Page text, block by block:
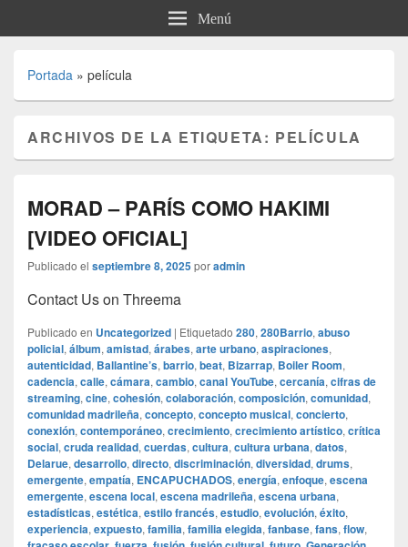
Menú
Portada » película
ARCHIVOS DE LA ETIQUETA: PELÍCULA
MORAD – PARÍS COMO HAKIMI
[VIDEO OFICIAL]
Publicado el septiembre 8, 2025poradmin
Contact Us on Threema
Publicado en Uncategorized | Etiquetado 280, 280Barrio, abuso
policial, álbum, amistad, árabes, arte urbano, aspiraciones,
autenticidad, Ballantine’s, barrio, beat, Bizarrap, Boiler Room,
cadencia, calle, cámara, cambio, canal YouTube, cercanía, cifras de
streaming, cine, cohesión, colaboración, composición, comunidad,
comunidad madrileña, concepto, concepto musical, concierto,
conexión, contemporáneo, crecimiento, crecimiento artístico, crítica
social, cruda realidad, cuerdas, cultura, cultura urbana, datos,
Delarue, desarrollo, directo, discriminación, diversidad, drums,
emergente, empatía, ENCAPUCHADOS, energía, enfoque, escena
emergente, escena local, escena madrileña, escena urbana,
estadísticas, estética, estilo francés, estudio, evolución, éxito,
experiencia, expuesto, familia, familia elegida, fanbase, fans, flow,